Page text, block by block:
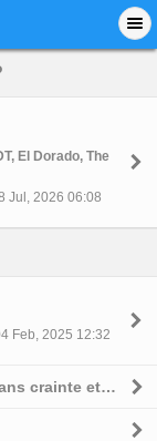
El Dorado, The
Jul, 2026 06:08
Feb, 2025 12:32
ULYSSE déguisé en DG ! Sans peur , sans crainte et sans complexe